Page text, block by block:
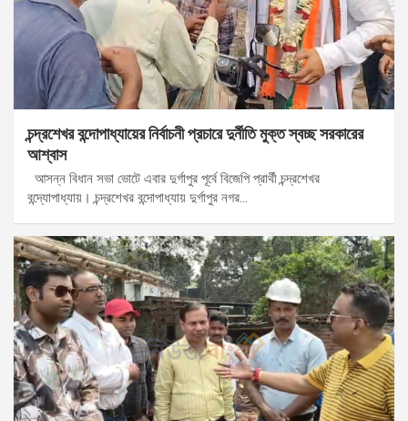
চন্দ্রশেখর বন্দোপাধ্যায়ের নির্বাচনী প্রচারে দুর্নীতি মুক্ত স্বচ্ছ সরকারের
আশ্বাস
আসন্ন বিধান সভা ভোটে এবার দুর্গাপুর পূর্বে বিজেপি প্রার্থী চন্দ্রশেখর
বন্দ্যোপাধ্যায়। চন্দ্রশেখর বন্দোপাধ্যায় দুর্গাপুর নগর…